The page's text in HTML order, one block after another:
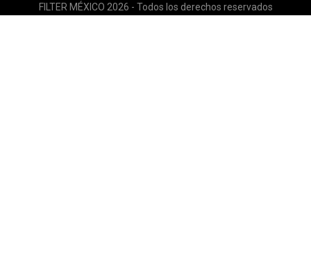
FILTER MÉXICO 2026 - Todos los derechos reservados